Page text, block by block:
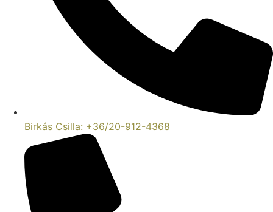
Birkás Csilla: +36/20-912-4368